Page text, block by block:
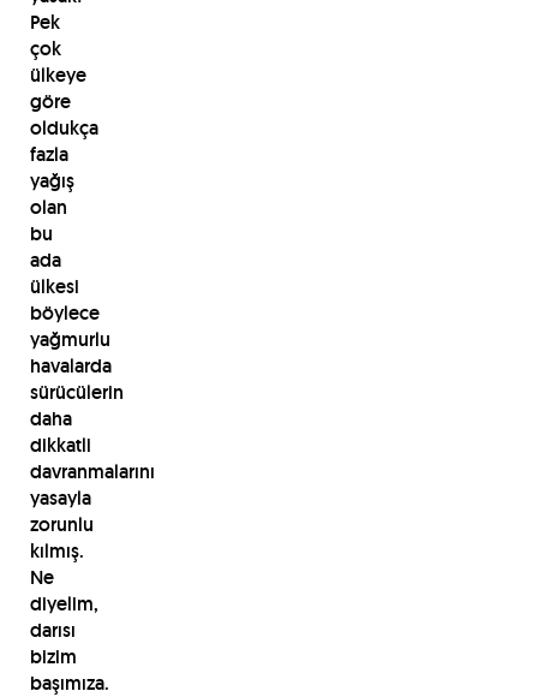
Pek
çok
ülkeye
göre
oldukça
fazla
yağış
olan
bu
ada
ülkesi
böylece
yağmurlu
havalarda
sürücülerin
daha
dikkatli
davranmalarını
yasayla
zorunlu
kılmış.
Ne
diyelim,
darısı
bizim
başımıza.